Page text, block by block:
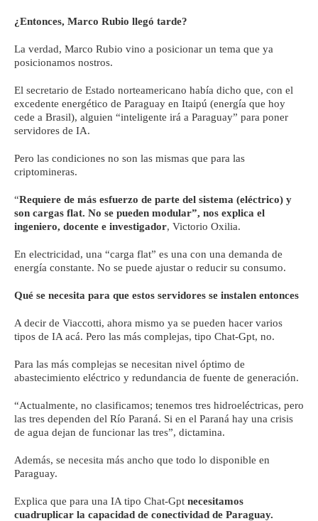
¿Entonces, Marco Rubio llegó tarde?
La verdad, Marco Rubio vino a posicionar un tema que ya
posicionamos nostros.
El secretario de Estado norteamericano había dicho que, con el
excedente energético de Paraguay en Itaipú (energía que hoy
cede a Brasil), alguien “inteligente irá a Paraguay” para poner
servidores de IA.
Pero las condiciones no son las mismas que para las
criptomineras.
“Requiere de más esfuerzo de parte del sistema (eléctrico) y
son cargas flat. No se pueden modular”, nos explica el
ingeniero, docente e investigador, Victorio Oxilia.
En electricidad, una “carga flat” es una con una demanda de
energía constante. No se puede ajustar o reducir su consumo.
Qué se necesita para que estos servidores se instalen entonces
A decir de Viaccotti, ahora mismo ya se pueden hacer varios
tipos de IA acá. Pero las más complejas, tipo Chat-Gpt, no.
Para las más complejas se necesitan nivel óptimo de
abastecimiento eléctrico y redundancia de fuente de generación.
“Actualmente, no clasificamos; tenemos tres hidroeléctricas, pero
las tres dependen del Río Paraná. Si en el Paraná hay una crisis
de agua dejan de funcionar las tres”, dictamina.
Además, se necesita más ancho que todo lo disponible en
Paraguay.
Explica que para una IA tipo Chat-Gpt necesitamos
cuadruplicar la capacidad de conectividad de Paraguay.